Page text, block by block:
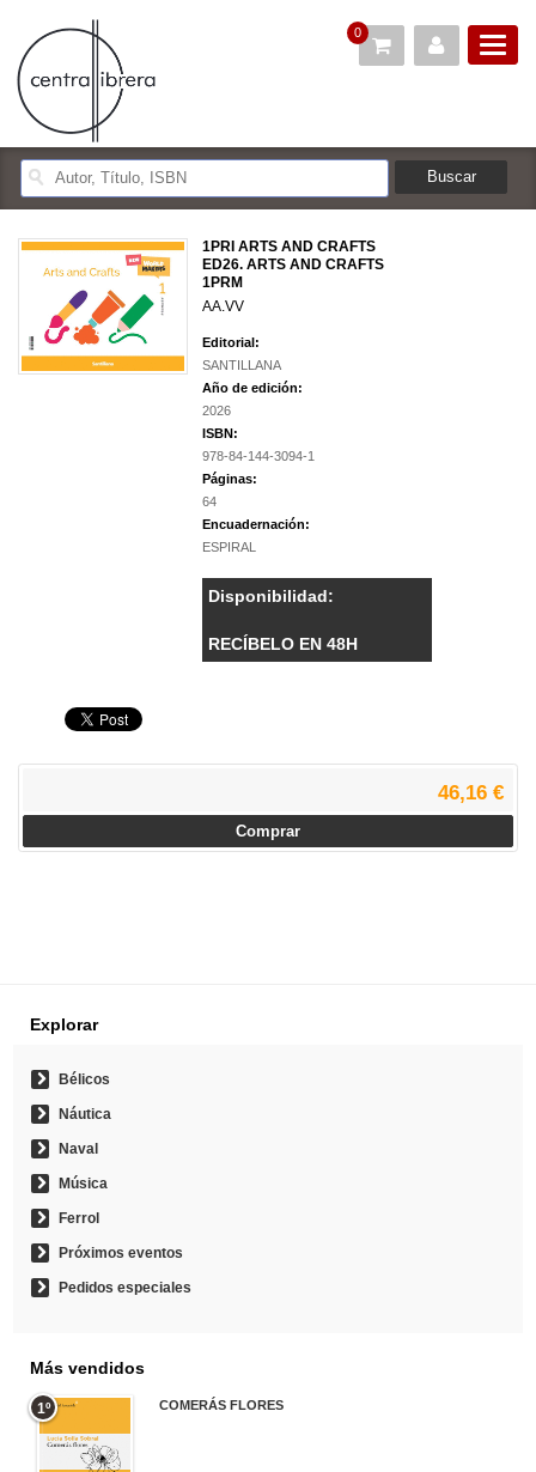
0
1PRI ARTS AND CRAFTS
ED26. ARTS AND CRAFTS
1PRM
AA.VV
Editorial:
SANTILLANA
Año de edición:
2026
ISBN:
978-84-144-3094-1
Páginas:
64
Encuadernación:
ESPIRAL
Disponibilidad:
RECÍBELO EN 48H
46,16 €
Comprar
Explorar
Bélicos
Náutica
Naval
Música
Ferrol
Próximos eventos
Pedidos especiales
Más vendidos
1º COMERÁS FLORES